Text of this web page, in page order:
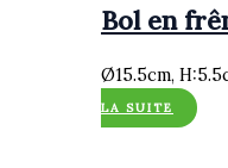
Bol en
Ø15.5cm,
LA SUITE